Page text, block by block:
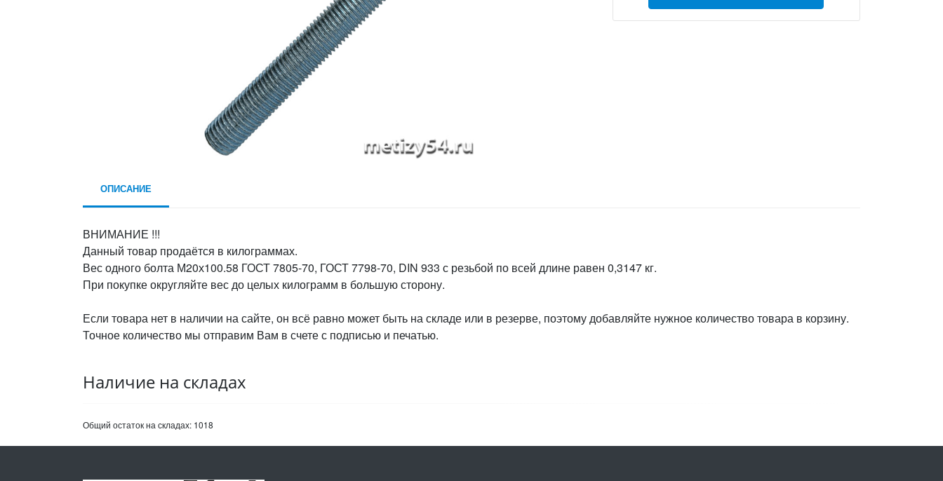
ОПИСАНИЕ
ВНИМАНИЕ !!!
Данный товар продаётся в килограммах.
Вес одного болта М20х100.58 ГОСТ 7805-70, ГОСТ 7798-70, DIN 933 с резьбой по всей длине равен 0,3147 кг.
При покупке округляйте вес до целых килограмм в большую сторону.
Если товара нет в наличии на сайте, он всё равно может быть на складе или в резерве, поэтому добавляйте нужное количество товара в корзину.
Точное количество мы отправим Вам в счете с подписью и печатью.
Наличие на складах
Общий остаток на складах: 1018